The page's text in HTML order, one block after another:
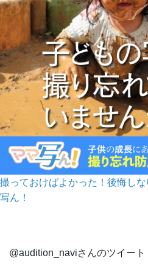
撮っておけばよかった！後悔し
写ん！
@audition_naviさんのツイート